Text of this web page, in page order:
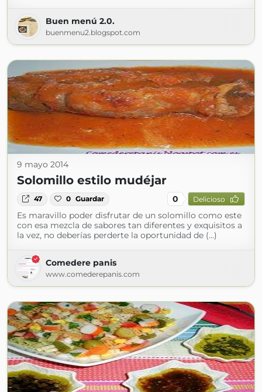
Buen menú 2.0.
buenmenu2.blogspot.com
9 mayo 2014
Solomillo estilo mudéjar
47 0 Guardar 0 Delicioso
Es maravillo poder disfrutar de un solomillo como este
con esa mezcla de sabores tan diferentes y exquisitos a
la vez, no deberías perderte la oportunidad de (...)
Comedere panis
www.comederepanis.com